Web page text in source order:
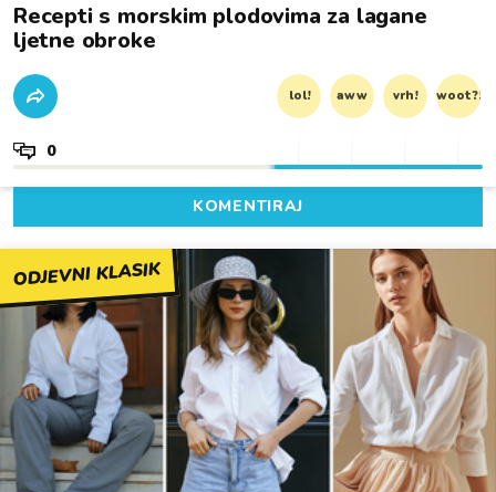
Recepti s morskim plodovima za lagane
ljetne obroke
lol! aww vrh! woot?!
0
KOMENTIRAJ
ODJEVNI KLASIK